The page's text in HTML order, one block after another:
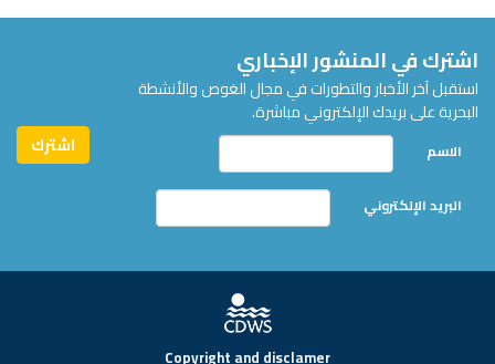
اشترك في المنشور الإخباري
استقبل آخر الأخبار والتطورات في مجال الغوص والأنشطة
البحرية على بريدك الإلكتروني مباشرة.
الاسم
البريد الإلكتروني
Copyright and disclamer